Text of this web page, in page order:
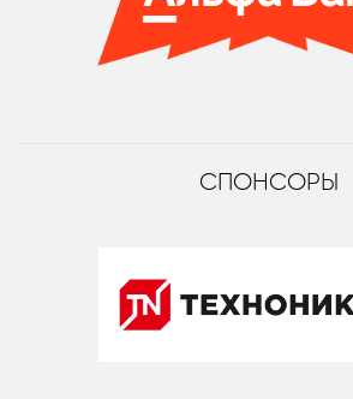
СПОНСОРЫ